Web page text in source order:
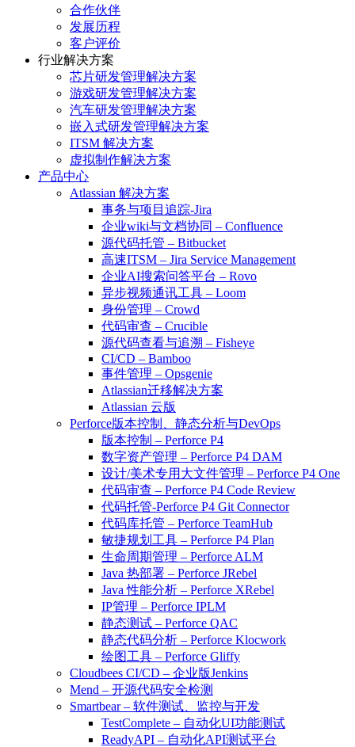
合作伙伴
发展历程
客户评价
行业解决方案
芯片研发管理解决方案
游戏研发管理解决方案
汽车研发管理解决方案
嵌入式研发管理解决方案
ITSM 解决方案
虚拟制作解决方案
产品中心
Atlassian 解决方案
事务与项目追踪-Jira
企业wiki与文档协同 – Confluence
源代码托管 – Bitbucket
高速ITSM – Jira Service Management
企业AI搜索问答平台 – Rovo
异步视频通讯工具 – Loom
身份管理 – Crowd
代码审查 – Crucible
源代码查看与追溯 – Fisheye
CI/CD – Bamboo
事件管理 – Opsgenie
Atlassian迁移解决方案
Atlassian 云版
Perforce版本控制、静态分析与DevOps
版本控制 – Perforce P4
数字资产管理 – Perforce P4 DAM
设计/美术专用大文件管理 – Perforce P4 One
代码审查 – Perforce P4 Code Review
代码托管-Perforce P4 Git Connector
代码库托管 – Perforce TeamHub
敏捷规划工具 – Perforce P4 Plan
生命周期管理 – Perforce ALM
Java 热部署 – Perforce JRebel
Java 性能分析 – Perforce XRebel
IP管理 – Perforce IPLM
静态测试 – Perforce QAC
静态代码分析 – Perforce Klocwork
绘图工具 – Perforce Gliffy
Cloudbees CI/CD – 企业版Jenkins
Mend – 开源代码安全检测
Smartbear – 软件测试、监控与开发
TestComplete – 自动化UI功能测试
ReadyAPI – 自动化API测试平台